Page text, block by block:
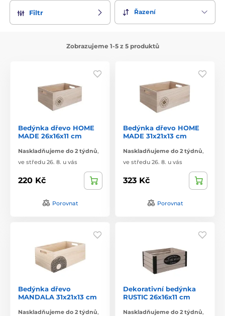
Filtr Řazení
Zobrazujeme 1-5 z 5 produktů
Bedýnka dřevo HOME
MADE 26x16x11 cm
Naskladňujeme do 2 týdnů,
ve středu 26. 8. u vás
220 Kč
Porovnat
Bedýnka dřevo HOME
MADE 31x21x13 cm
Naskladňujeme do 2 týdnů,
ve středu 26. 8. u vás
323 Kč
Porovnat
Bedýnka dřevo
MANDALA 31x21x13 cm
Naskladňujeme do 2 týdnů,
Dekorativní bedýnka
RUSTIC 26x16x11 cm
Naskladňujeme do 2 týdnů,